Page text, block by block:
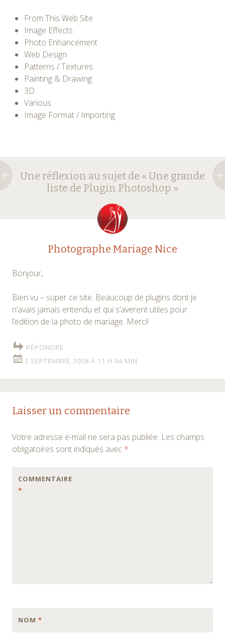
From This Web Site
Image Effects
Photo Enhancement
Web Design
Patterns / Textures
Painting & Drawing
3D
Various
Image Format / Importing
Navigation
articles
Une réflexion au sujet de « Une grande
liste de Plugin Photoshop »
Photographe Mariage Nice
Bonjour,
Bien vu – super ce site. Beaucoup de plugins dont je
n’avais jamais entendu et qui s’averent utiles pour
l’edition de la photo de mariage. Merci!
RÉPONDRE
3 SEPTEMBRE 2008 À 11 H 04 MIN
Laisser un commentaire
Votre adresse e-mail ne sera pas publiée. Les champs
obligatoires sont indiqués avec *
COMMENTAIRE
*
NOM *